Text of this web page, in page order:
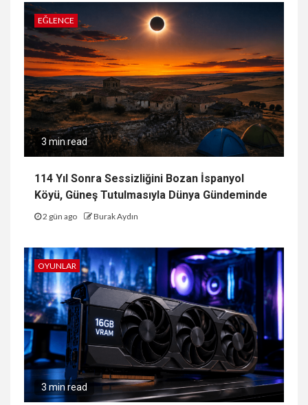
EĞLENCE
3 min read
114 Yıl Sonra Sessizliğini Bozan İspanyol
Köyü, Güneş Tutulmasıyla Dünya Gündeminde
2 gün ago Burak Aydın
OYUNLAR
3 min read